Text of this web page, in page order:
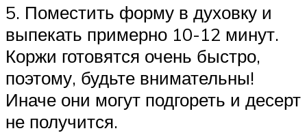
5. Поместить форму в духовку и
выпекать примерно 10-12 минут.
Коржи готовятся очень быстро,
поэтому, будьте внимательны!
Иначе они могут подгореть и десерт
не получится.